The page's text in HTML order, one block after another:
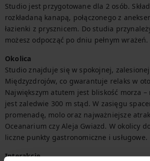
Studio jest przygotowane dla 2 osób.
rozkładaną kanapą, połączonego z
łazienki z prysznicem. Do studia
możesz odpocząć po dniu pełnym wrażeń.
Okolica
Studio znajduje się w spokojnej,
Międzyzdrojów, co gwarantuje relaks w
Największym atutem jest bliskość morza –
jest zaledwie 300 m stąd. W zasięgu
promenadę, molo oraz najważniejsze
Oceanarium czy Aleja Gwiazd. W okolicy
liczne punkty gastronomiczne i usługowe.
Interakcje